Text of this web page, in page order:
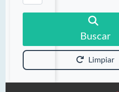
Buscar
Limpiar